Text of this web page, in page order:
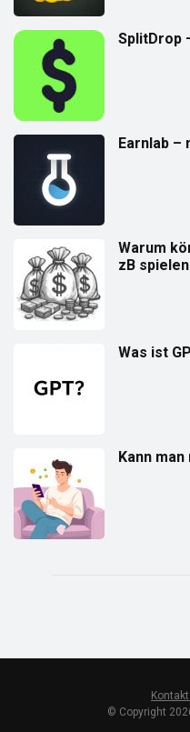
SplitDrop
Earnlab –
Warum
zB
Was ist
Kann
© Copyright